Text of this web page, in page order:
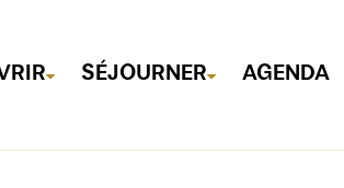
SÉJOURNER AGENDA